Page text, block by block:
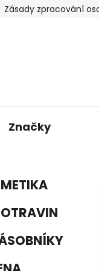
Zásady zpracování
Značky